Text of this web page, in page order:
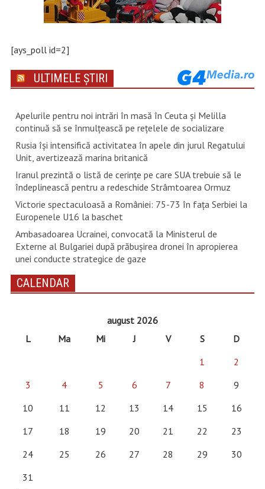
[ays_poll id=2]
ULTIMELE ȘTIRI
Apelurile pentru noi intrări în masă în Ceuta şi Melilla
continuă să se înmulţească pe reţelele de socializare
Rusia își intensifică activitatea în apele din jurul Regatului
Unit, avertizează marina britanică
Iranul prezintă o listă de cerinţe pe care SUA trebuie să le
îndeplinească pentru a redeschide Strâmtoarea Ormuz
Victorie spectaculoasă a României: 75-73 în fața Serbiei la
Europenele U16 la baschet
Ambasadoarea Ucrainei, convocată la Ministerul de
Externe al Bulgariei după prăbușirea dronei în apropierea
unei conducte strategice de gaze
CALENDAR
august 2026
L
Ma Mi J V S
D
1
2
3
4 5 6 7 8
9
10
11 12 13 14 15
16
17
18 19 20 21 22
23
24
25 26 27 28 29
30
31